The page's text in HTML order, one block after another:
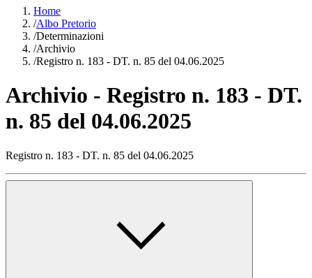
Home
/Albo Pretorio
/Determinazioni
/Archivio
/Registro n. 183 - DT. n. 85 del 04.06.2025
Archivio - Registro n. 183 - DT.
n. 85 del 04.06.2025
Registro n. 183 - DT. n. 85 del 04.06.2025